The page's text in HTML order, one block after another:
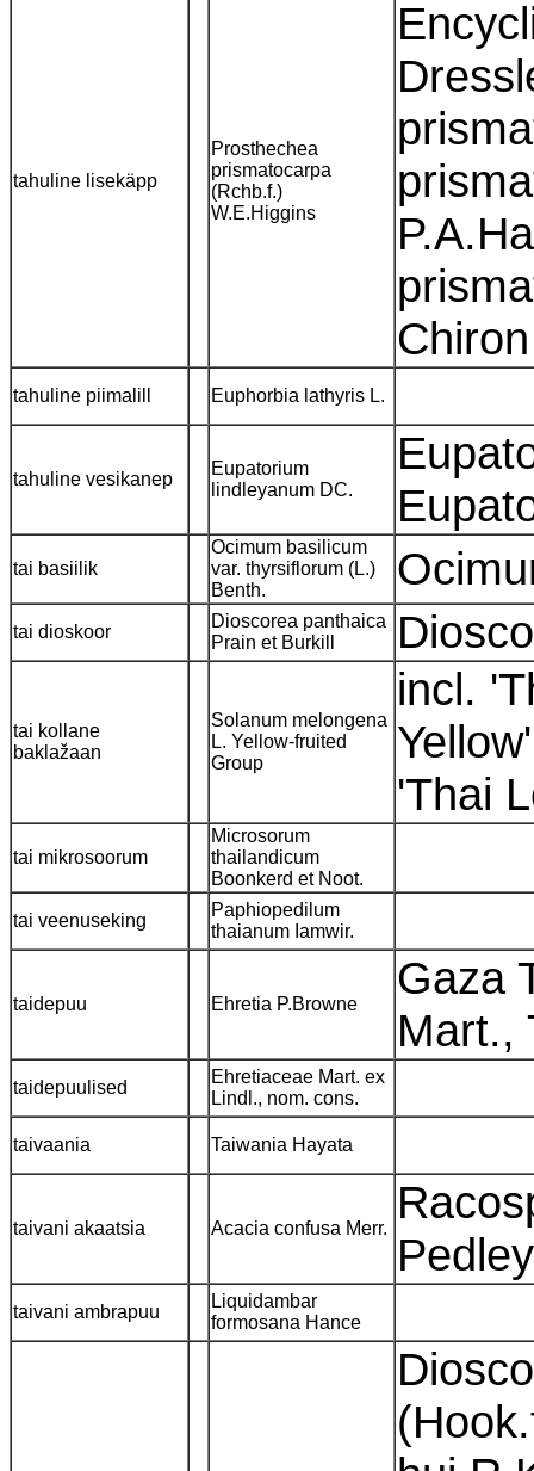
tahuline lisekäpp
Prosthechea
prismatocarpa
(Rchb.f.)
W.E.Higgins
tahuline piimalill Euphorbia lathyris L.
tahuline vesikanep
Eupatorium
lindleyanum DC.
tai basiilik
Ocimum basilicum
var. thyrsiflorum (L.)
Benth.
tai dioskoor
Dioscorea panthaica
Prain et Burkill
tai kollane
baklažaan
Solanum melongena
L. Yellow-fruited
Group
incl.
'Thai
tai mikrosoorum
Microsorum
thailandicum
Boonkerd et Noot.
tai veenuseking
Paphiopedilum
thaianum Iamwir.
taidepuu Ehretia P.Browne
Gaza
Mart.,
taidepuulised
Ehretiaceae Mart. ex
Lindl., nom. cons.
taivaania Taiwania Hayata
taivani akaatsia Acacia confusa Merr.
taivani ambrapuu
Liquidambar
formosana Hance